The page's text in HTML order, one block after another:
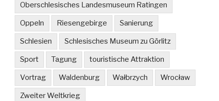
Oberschlesisches Landesmuseum Ratingen
Oppeln Riesengebirge Sanierung
Schlesien Schlesisches Museum zu Görlitz
Sport Tagung touristische Attraktion
Vortrag Waldenburg Wałbrzych Wrocław
Zweiter Weltkrieg